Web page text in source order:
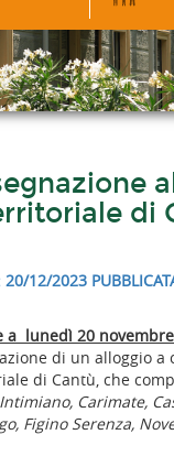
di
12/2023
a lunedì 20
di un alloggio a
di Cantù, che
Carimate,
Figino Serenza,